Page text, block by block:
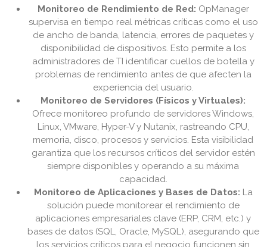
Monitoreo de Rendimiento de Red: OpManager
supervisa en tiempo real métricas críticas como el uso
de ancho de banda, latencia, errores de paquetes y
disponibilidad de dispositivos. Esto permite a los
administradores de TI identificar cuellos de botella y
problemas de rendimiento antes de que afecten la
experiencia del usuario.
Monitoreo de Servidores (Físicos y Virtuales):
Ofrece monitoreo profundo de servidores Windows,
Linux, VMware, Hyper-V y Nutanix, rastreando CPU,
memoria, disco, procesos y servicios. Esta visibilidad
garantiza que los recursos críticos del servidor estén
siempre disponibles y operando a su máxima
capacidad.
Monitoreo de Aplicaciones y Bases de Datos: La
solución puede monitorear el rendimiento de
aplicaciones empresariales clave (ERP, CRM, etc.) y
bases de datos (SQL, Oracle, MySQL), asegurando que
los servicios críticos para el negocio funcionen sin